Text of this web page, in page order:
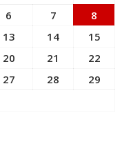
6 7
8
13 14
15
20 21
22
27 28
29